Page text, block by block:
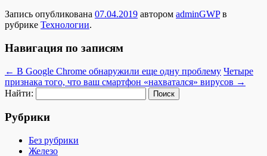
Запись опубликована 07.04.2019 автором adminGWPв
рубрике Технологии.
Навигация по записям
← В Google Chrome обнаружили еще одну проблему Четыре
признака того, что ваш смартфон «нахватался» вирусов →
Найти:
Рубрики
Без рубрики
Железо